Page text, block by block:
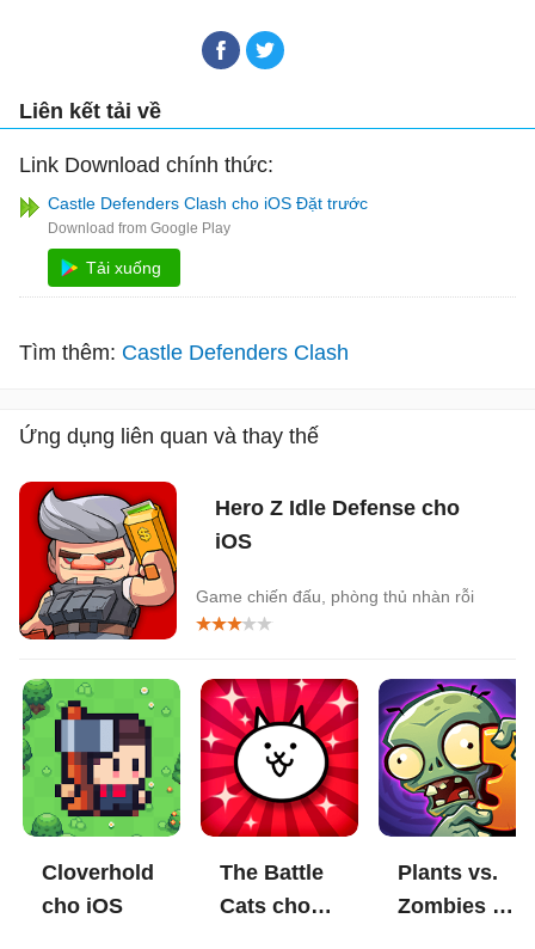
Liên kết tải về
Link Download chính thức:
Castle Defenders Clash cho iOS Đặt trước
Tải xuống
Tìm thêm: Castle Defenders Clash
Ứng dụng liên quan và thay thế
Hero Z Idle Defense cho
iOS
Game chiến đấu, phòng thủ nhàn rỗi
Cloverhold
cho iOS
The Battle
Cats cho
Plants vs.
Zombies 3: